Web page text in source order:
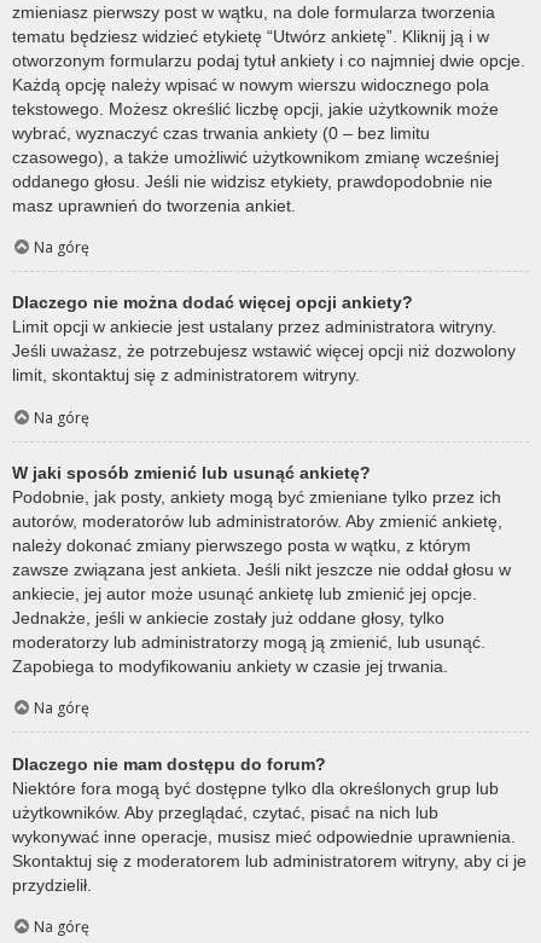
zmieniasz pierwszy post w wątku, na dole formularza tworzenia
tematu będziesz widzieć etykietę “Utwórz ankietę”. Kliknij ją i w
otworzonym formularzu podaj tytuł ankiety i co najmniej dwie opcje.
Każdą opcję należy wpisać w nowym wierszu widocznego pola
tekstowego. Możesz określić liczbę opcji, jakie użytkownik może
wybrać, wyznaczyć czas trwania ankiety (0 – bez limitu
czasowego), a także umożliwić użytkownikom zmianę wcześniej
oddanego głosu. Jeśli nie widzisz etykiety, prawdopodobnie nie
masz uprawnień do tworzenia ankiet.
Na górę
Dlaczego nie można dodać więcej opcji ankiety?
Limit opcji w ankiecie jest ustalany przez administratora witryny.
Jeśli uważasz, że potrzebujesz wstawić więcej opcji niż dozwolony
limit, skontaktuj się z administratorem witryny.
Na górę
W jaki sposób zmienić lub usunąć ankietę?
Podobnie, jak posty, ankiety mogą być zmieniane tylko przez ich
autorów, moderatorów lub administratorów. Aby zmienić ankietę,
należy dokonać zmiany pierwszego posta w wątku, z którym
zawsze związana jest ankieta. Jeśli nikt jeszcze nie oddał głosu w
ankiecie, jej autor może usunąć ankietę lub zmienić jej opcje.
Jednakże, jeśli w ankiecie zostały już oddane głosy, tylko
moderatorzy lub administratorzy mogą ją zmienić, lub usunąć.
Zapobiega to modyfikowaniu ankiety w czasie jej trwania.
Na górę
Dlaczego nie mam dostępu do forum?
Niektóre fora mogą być dostępne tylko dla określonych grup lub
użytkowników. Aby przeglądać, czytać, pisać na nich lub
wykonywać inne operacje, musisz mieć odpowiednie uprawnienia.
Skontaktuj się z moderatorem lub administratorem witryny, aby ci je
przydzielił.
Na górę